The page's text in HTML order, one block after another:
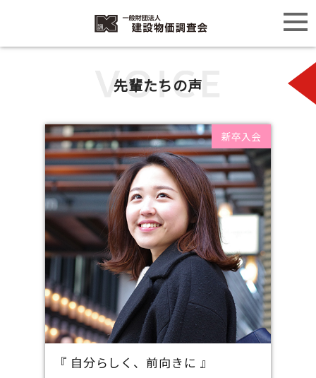
先輩たちの声
新卒入会
『 自分らしく、前向きに 』